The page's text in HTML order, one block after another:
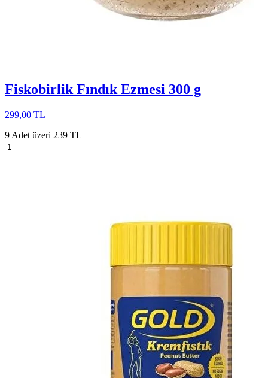
Fiskobirlik Fındık Ezmesi 300 g
299,00 TL
9 Adet üzeri 239 TL